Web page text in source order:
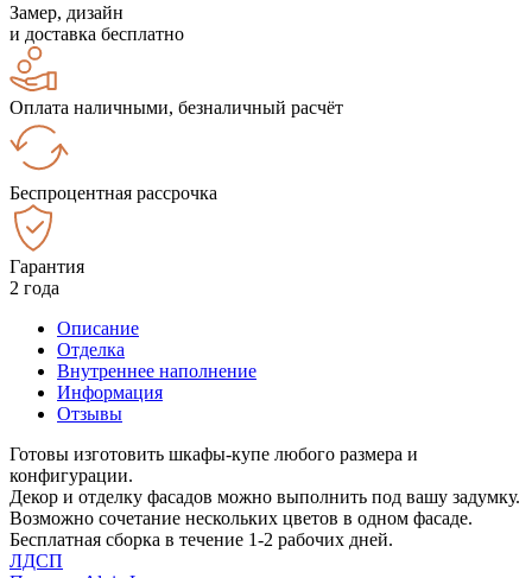
Замер, дизайн
и доставка бесплатно
Оплата наличными, безналичный расчёт
Беспроцентная рассрочка
Гарантия
2 года
Описание
Отделка
Внутреннее наполнение
Информация
Отзывы
Готовы изготовить шкафы-купе любого размера и
конфигурации.
Декор и отделку фасадов можно выполнить под вашу задумку.
Возможно сочетание нескольких цветов в одном фасаде.
Бесплатная сборка в течение 1-2 рабочих дней.
ЛДСП